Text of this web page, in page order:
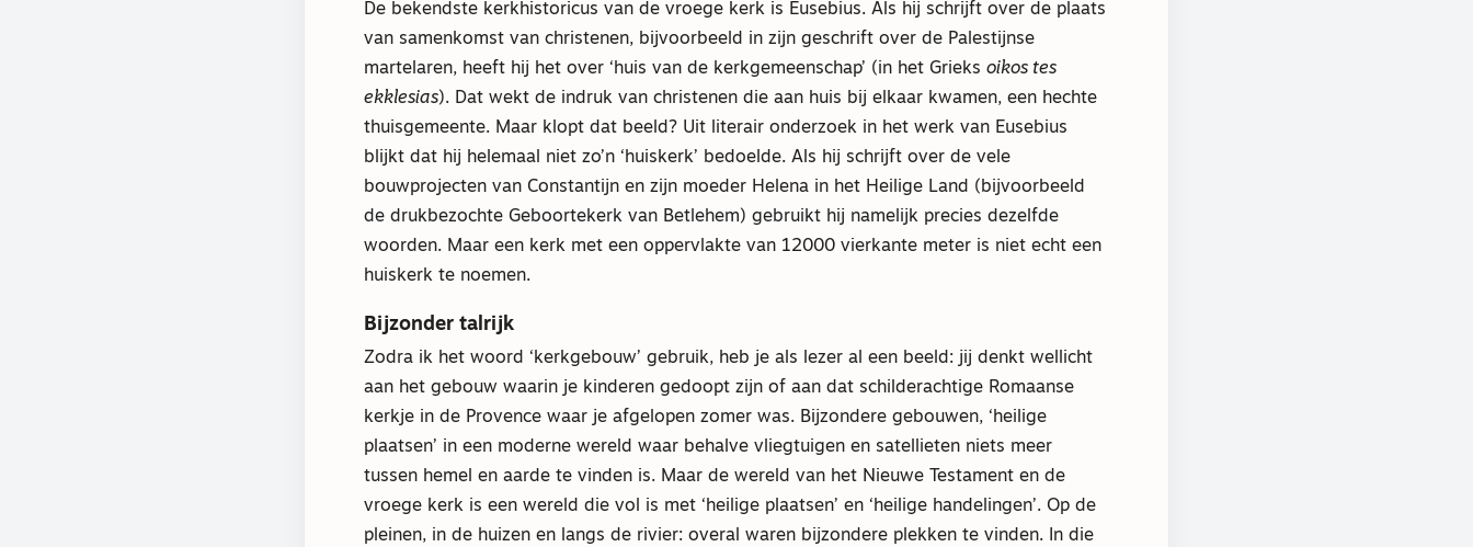
De bekendste kerkhistoricus van de vroege kerk is Eusebius. Als hij schrijft over de plaats
van samenkomst van christenen, bijvoorbeeld in zijn geschrift over de Palestijnse
martelaren, heeft hij het over ‘huis van de kerkgemeenschap’ (in het Grieks oikos tes
ekklesias). Dat wekt de indruk van christenen die aan huis bij elkaar kwamen, een hechte
thuisgemeente. Maar klopt dat beeld? Uit literair onderzoek in het werk van Eusebius
blijkt dat hij helemaal niet zo’n ‘huiskerk’ bedoelde. Als hij schrijft over de vele
bouwprojecten van Constantijn en zijn moeder Helena in het Heilige Land (bijvoorbeeld
de drukbezochte Geboortekerk van Betlehem) gebruikt hij namelijk precies dezelfde
woorden. Maar een kerk met een oppervlakte van 12000 vierkante meter is niet echt een
huiskerk te noemen.
Bijzonder talrijk
Zodra ik het woord ‘kerkgebouw’ gebruik, heb je als lezer al een beeld: jij denkt wellicht
aan het gebouw waarin je kinderen gedoopt zijn of aan dat schilderachtige Romaanse
kerkje in de Provence waar je afgelopen zomer was. Bijzondere gebouwen, ‘heilige
plaatsen’ in een moderne wereld waar behalve vliegtuigen en satellieten niets meer
tussen hemel en aarde te vinden is. Maar de wereld van het Nieuwe Testament en de
vroege kerk is een wereld die vol is met ‘heilige plaatsen’ en ‘heilige handelingen’. Op de
pleinen, in de huizen en langs de rivier: overal waren bijzondere plekken te vinden. In die